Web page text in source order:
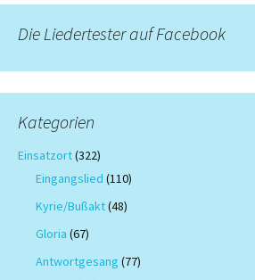
Die Liedertester auf Facebook
Kategorien
Einsatzort(322)
Eingangslied (110)
Kyrie/Bußakt(48)
Gloria (67)
Antwortgesang (77)